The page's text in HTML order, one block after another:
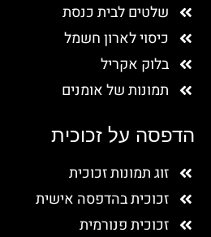
הדפסה על זכוכית
זוג תמונות זכוכית
זכוכית בהדפסה אישית
זכוכית פנורמית
שלטים לבית כנסת
כיסוי לארון חשמל
בלוק אקריל
תמונות של אומנים